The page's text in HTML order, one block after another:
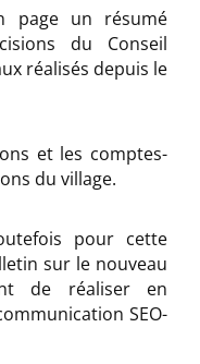
page un résumé
du Conseil
réalisés depuis le
et les comptes-
du village.
pour cette
sur le nouveau
de réaliser en
SEO-